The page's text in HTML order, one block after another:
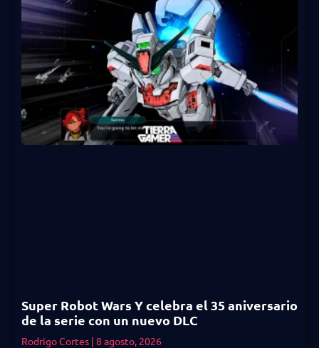
Super Robot Wars Y celebra el 35 aniversario
de la serie con un nuevo DLC
Rodrigo Cortes 8 agosto, 2026